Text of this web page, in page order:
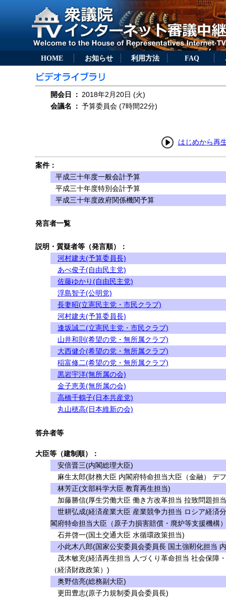
HOME お知らせ 利用方法 FAQ
開会日 ： 2018年2月20日 (火)
会議名
： 予算委員会 (7時間22分)
はじめから再
案件：
平成三十年度一般会計予算
平成三十年度特別会計予算
平成三十年度政府関係機関予算
発言者一覧
説明・質疑者等（発言順）：
河村建夫(予算委員長)
あべ俊子(自由民主党)
佐藤ゆかり(自由民主党)
浮島智子(公明党)
長妻昭(立憲民主党・市民クラブ)
河村建夫(予算委員長)
逢坂誠二(立憲民主党・市民クラブ)
山井和則(希望の党・無所属クラブ)
大西健介(希望の党・無所属クラブ)
稲富修二(希望の党・無所属クラブ)
黒岩宇洋(無所属の会)
金子恵美(無所属の会)
高橋千鶴子(日本共産党)
丸山穂高(日本維新の会)
答弁者等
大臣等（建制順）：
安倍晋三(内閣総理大臣)
麻生太郎(財務大臣 内閣府特命担当大臣（金融） デ
林芳正(文部科学大臣 教育再生担当)
加藤勝信(厚生労働大臣 働き方改革担当 拉致問題担
世耕弘成(経済産業大臣 産業競争力担当 ロシア経済
閣府特命担当大臣（原子力損害賠償・廃炉等支援機構
石井啓一(国土交通大臣 水循環政策担当)
小此木八郎(国家公安委員会委員長 国土強靭化担当
茂木敏充(経済再生担当 人づくり革命担当 社会保障
（経済財政政策）)
奥野信亮(総務副大臣)
更田豊志(原子力規制委員会委員長)